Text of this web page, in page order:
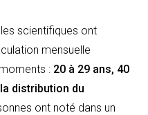
scientifiques ont
mensuelle
: 20 à 29 ans, 40
distribution du
ont noté dans un